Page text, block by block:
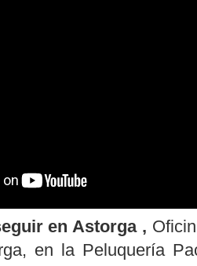
en Astorga ,
en la Peluquería